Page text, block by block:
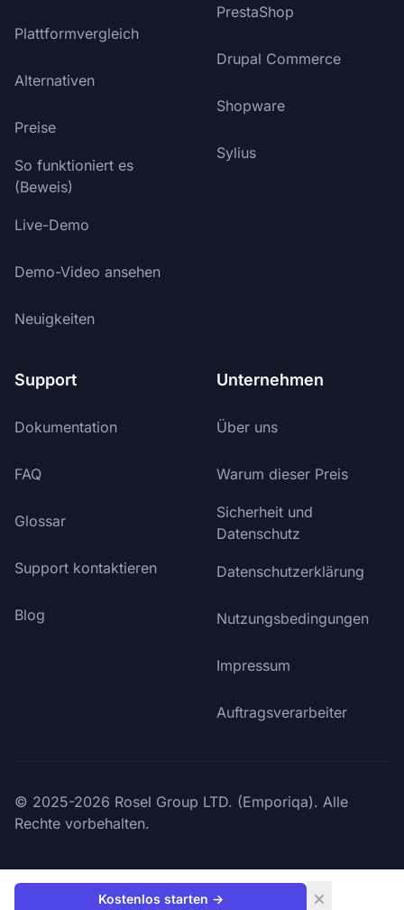
Kostenlos starten →
Plattformvergleich
Alternativen
Preise
So funktioniert es
(Beweis)
Live-Demo
Demo-Video ansehen
Neuigkeiten
PrestaShop
Drupal Commerce
Shopware
Sylius
Support
Dokumentation
FAQ
Glossar
Support kontaktieren
Blog
Unternehmen
Über uns
Warum dieser Preis
Sicherheit und
Datenschutz
Datenschutzerklärung
Nutzungsbedingungen
Impressum
Auftragsverarbeiter
© 2025-2026 Rosel Group LTD. (Emporiqa). Alle
Rechte vorbehalten.